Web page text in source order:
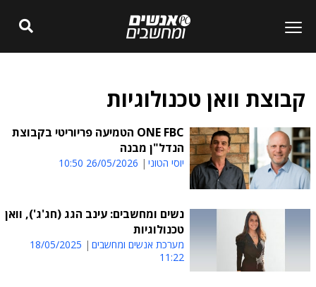
קבוצת וואן טכנולוגיות
ONE FBC הטמיעה פריוריטי בקבוצת
הנדל"ן מבנה
יוסי הטוני 26/05/2026 10:50
נשים ומחשבים: עינב הגג (חג'ג'), וואן
טכנולוגיות
מערכת אנשים ומחשבים
18/05/2025
11:22